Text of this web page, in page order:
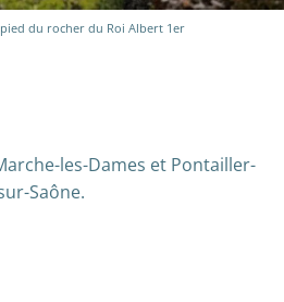
du rocher du Roi Albert 1er
les-Dames et Pontailler-
Saône.